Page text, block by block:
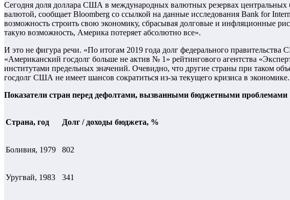
Сегодня доля доллара США в международных валютных резервах центральных
валютой, сообщает Bloomberg со ссылкой на данные исследования Bank for
возможность строить свою экономику, сбрасывая долговые и инфляционные
такую возможность, Америка потеряет абсолютно все».
И это не фигура речи. «По итогам 2019 года долг федерального
«Американский госдолг больше не актив № 1» рейтингового агентства
институтами предельных значений. Очевидно, что другие страны при таком
госдолг США не имеет шансов сократиться из-за текущего кризиса в экономике.
Показатели стран перед дефолтами, вызванными бюджетными проблемами
Страна, год Долг / доходы бюджета, %
Боливия, 1979 802
Уругвай, 1983 341